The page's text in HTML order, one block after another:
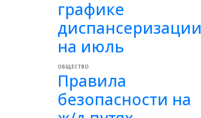
графике
диспансеризации
на июль
ОБЩЕСТВО
Правила
безопасности на